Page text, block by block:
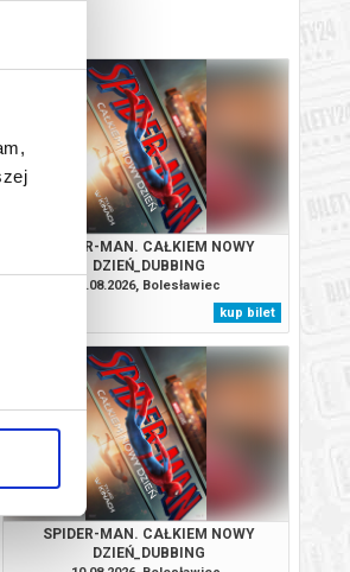
SPIDER-MAN. CAŁKIEM NOWY
DZIEŃ_DUBBING
09.08.2026, Bolesławiec
kup bilet
SPIDER-MAN. CAŁKIEM NOWY
DZIEŃ_DUBBING